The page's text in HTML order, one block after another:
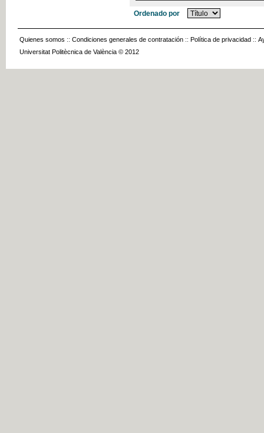
Ordenado por
Quienes somos :: Condiciones generales de contratación :: Política de privacidad ::
Universitat Politècnica de València © 2012